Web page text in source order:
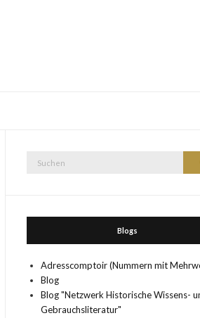
Blogs
Adresscomptoir (Nummern mit
Blog
Blog "Netzwerk Historische Wissens-
Gebrauchsliteratur"